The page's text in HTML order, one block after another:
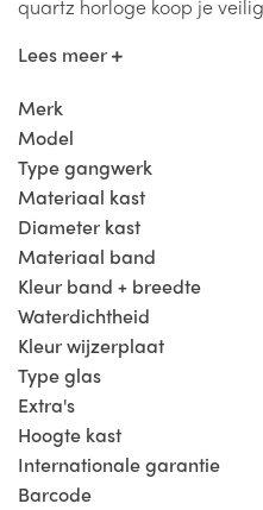
quartz horloge koop je
Kom vrijblijvend een kijkje
Gistel, met de nodige kennis
horlogemaker (én
verder!
horlogedokter.be is officieel
ontvangt hierbij een
Alle prijzen zijn inclusief 21%
Lees meer
Merk
Model
Type gangwerk
Materiaal kast
Diameter kast
Materiaal band
Kleur band + breedte
Waterdichtheid
Kleur wijzerplaat
Type glas
Extra's
Hoogte kast
Internationale garantie
Barcode